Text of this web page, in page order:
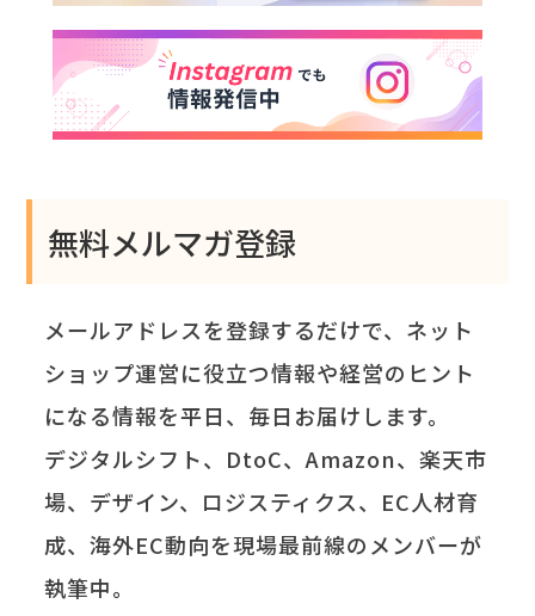
無料メルマガ登録
メールアドレスを登録するだけで、ネット
ショップ運営に役立つ情報や経営のヒント
になる情報を平日、毎日お届けします。
デジタルシフト、DtoC、Amazon、楽天市
場、デザイン、ロジスティクス、EC人材育
成、海外EC動向を現場最前線のメンバーが
執筆中。